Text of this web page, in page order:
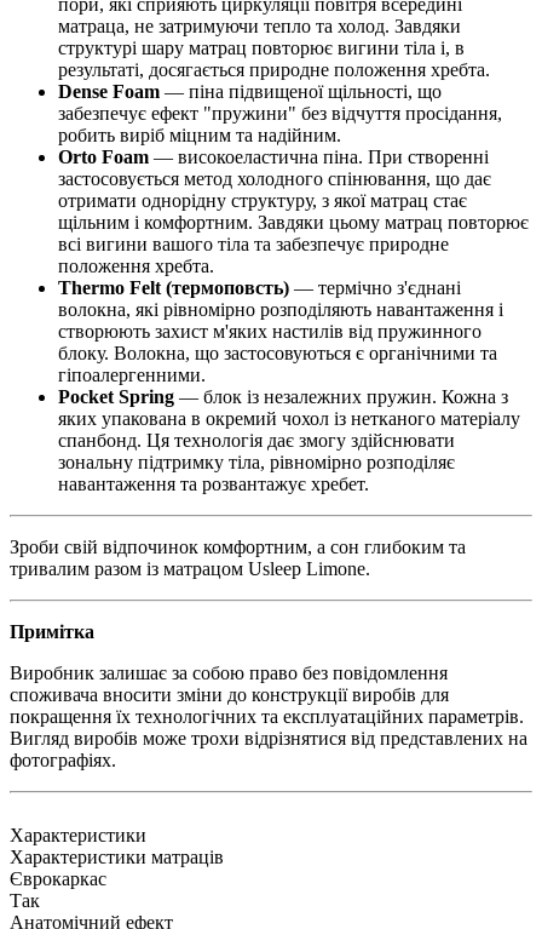
пори, які сприяють циркуляції повітря всередині
матраца, не затримуючи тепло та холод. Завдяки
структурі шару матрац повторює вигини тіла і, в
результаті, досягається природне положення хребта.
Dense Foam — піна підвищеної щільності, що
забезпечує ефект "пружини" без відчуття просідання,
робить виріб міцним та надійним.
Orto Foam — високоеластична піна. При створенні
застосовується метод холодного спінювання, що дає
отримати однорідну структуру, з якої матрац стає
щільним і комфортним. Завдяки цьому матрац повторює
всі вигини вашого тіла та забезпечує природне
положення хребта.
Thermo Felt (термоповсть) — термічно з'єднані
волокна, які рівномірно розподіляють навантаження і
створюють захист м'яких настилів від пружинного
блоку. Волокна, що застосовуються є органічними та
гіпоалергенними.
Pocket Spring — блок із незалежних пружин. Кожна з
яких упакована в окремий чохол із нетканого матеріалу
спанбонд. Ця технологія дає змогу здійснювати
зональну підтримку тіла, рівномірно розподіляє
навантаження та розвантажує хребет.
Зроби свій відпочинок комфортним, а сон глибоким та
тривалим разом із матрацом Usleep Limone.
Примітка
Виробник залишає за собою право без повідомлення
споживача вносити зміни до конструкції виробів для
покращення їх технологічних та експлуатаційних параметрів.
Вигляд виробів може трохи відрізнятися від представлених на
фотографіях.
Характеристики
Характеристики матраців
Єврокаркас
Так
Анатомічний ефект